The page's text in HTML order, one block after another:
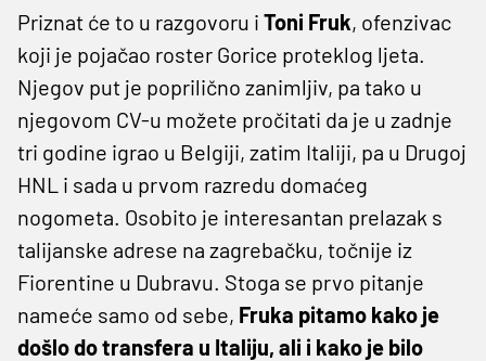
Priznat će to u razgovoru i Toni Fruk, ofenzivac
koji je pojačao roster Gorice proteklog ljeta.
Njegov put je poprilično zanimljiv, pa tako u
njegovom CV-u možete pročitati da je u zadnje
tri godine igrao u Belgiji, zatim Italiji, pa u Drugoj
HNL i sada u prvom razredu domaćeg
nogometa. Osobito je interesantan prelazak s
talijanske adrese na zagrebačku, točnije iz
Fiorentine u Dubravu. Stoga se prvo pitanje
nameće samo od sebe, Fruka pitamo kako je
došlo do transfera u Italiju, ali i kako je bilo